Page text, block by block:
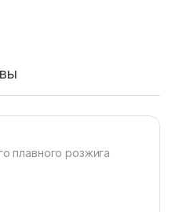
плавного розжига